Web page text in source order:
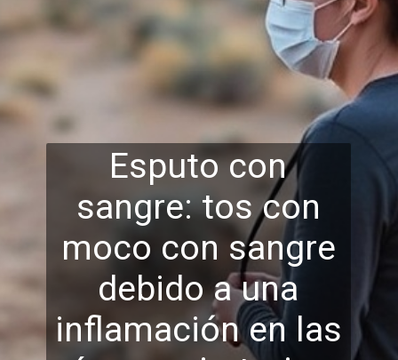
Esputo con
sangre: tos con
moco con sangre
debido a una
inflamación en las